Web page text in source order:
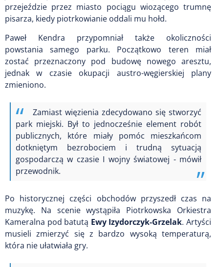
przejeździe przez miasto pociągu wiozącego trumnę
pisarza, kiedy piotrkowianie oddali mu hołd.
Paweł Kendra przypomniał także okoliczności
powstania samego parku. Początkowo teren miał
zostać przeznaczony pod budowę nowego aresztu,
jednak w czasie okupacji austro-węgierskiej plany
zmieniono.
Zamiast więzienia zdecydowano się stworzyć
park miejski. Był to jednocześnie element robót
publicznych, które miały pomóc mieszkańcom
dotkniętym bezrobociem i trudną sytuacją
gospodarczą w czasie I wojny światowej - mówił
przewodnik.
Po historycznej części obchodów przyszedł czas na
muzykę. Na scenie wystąpiła Piotrkowska Orkiestra
Kameralna pod batutą Ewy Izydorczyk-Grzelak. Artyści
musieli zmierzyć się z bardzo wysoką temperaturą,
która nie ułatwiała gry.